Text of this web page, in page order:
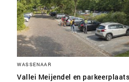
WASSENAAR
Vallei Meijendel en parkeerplaats